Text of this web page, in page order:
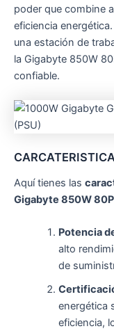
poder que combine
eficiencia
una estación de
la Gigabyte 850W
confiable.
Aquí tienes las
Gigabyte 850W
Potencia
alto
de
energética
eficiencia,